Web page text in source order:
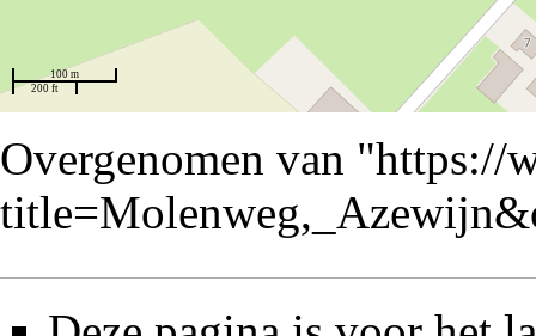
100 m
200 ft
Overgenomen van "https://